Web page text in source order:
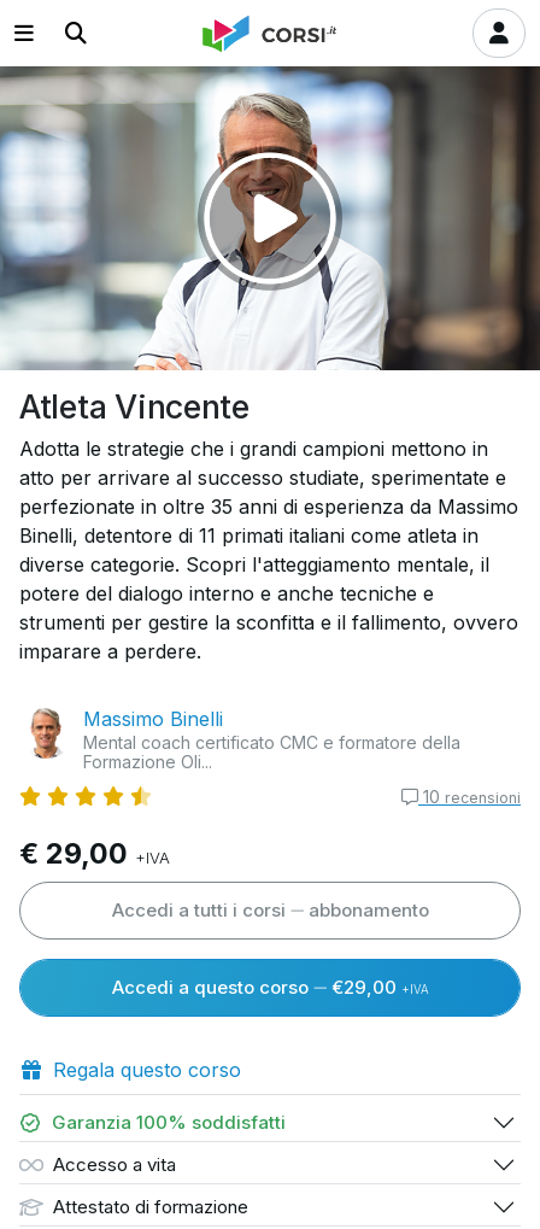
Atleta Vincente
Adotta le strategie che i grandi campioni mettono in
atto per arrivare al successo studiate, sperimentate e
perfezionate in oltre 35 anni di esperienza da Massimo
Binelli, detentore di 11 primati italiani come atleta in
diverse categorie. Scopri l'atteggiamento mentale, il
potere del dialogo interno e anche tecniche e
strumenti per gestire la sconfitta e il fallimento, ovvero
imparare a perdere.
Massimo Binelli
Mental coach certificato CMC e formatore della
Formazione Oli...
10 recensioni
€ 29,00 +IVA
Accedi a tutti i corsi abbonamento
Accedi a questo corso €29,00 +IVA
Regala questo corso
Garanzia 100% soddisfatti
Accesso a vita
Attestato di formazione
Riprodurre
il
video